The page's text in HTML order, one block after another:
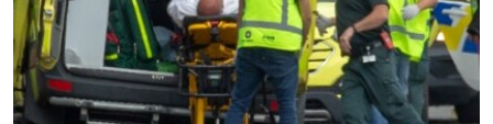
ՄՇԱԿՈՒՅԹ
ՍՊՈՐՏ
ՄԵԿՆԱԲԱՆՈՒԹՅՈՒՆ